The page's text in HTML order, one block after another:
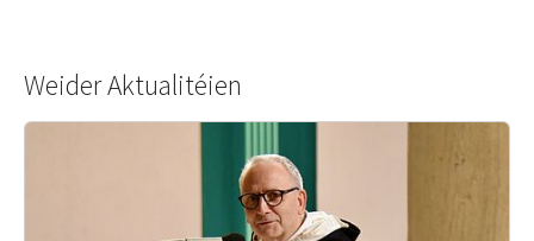
Weider Aktualitéien